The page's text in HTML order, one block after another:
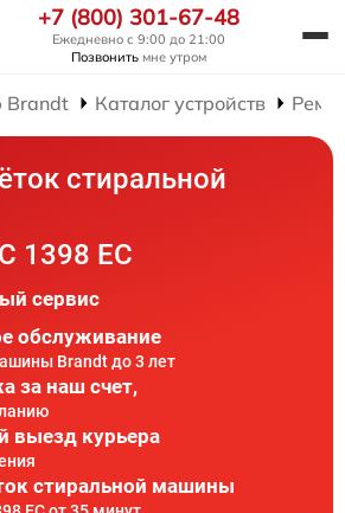
+7 (800) 301-67-48
Ежедневно с 9:00 до 21:00
Позвонить мне утром
Brandt Каталог устройств
стиральной
1398 EC
сервис
обслуживание
Brandt до 3 лет
за наш счет,
выезд курьера
стиральной машины